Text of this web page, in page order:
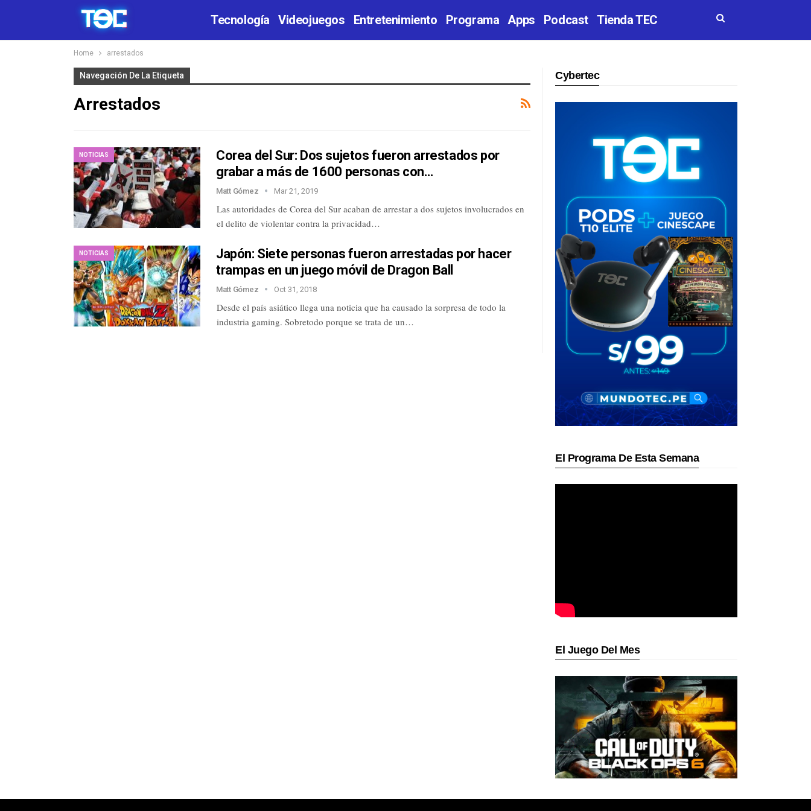
Tecnología Videojuegos Entretenimiento Programa Apps Podcast Tienda TEC
Home arrestados
Navegación De La Etiqueta
Arrestados
NOTICIAS
Corea del Sur: Dos sujetos fueron arrestados por
grabar a más de 1600 personas con…
Matt Gómez Mar 21, 2019
Las autoridades de Corea del Sur acaban de arrestar a dos sujetos involucrados en
el delito de violentar contra la privacidad…
NOTICIAS
Japón: Siete personas fueron arrestadas por hacer
trampas en un juego móvil de Dragon Ball
Matt Gómez Oct 31, 2018
Desde el país asiático llega una noticia que ha causado la sorpresa de todo la
industria gaming. Sobretodo porque se trata de un…
Cybertec
El Programa De Esta Semana
El Juego Del Mes